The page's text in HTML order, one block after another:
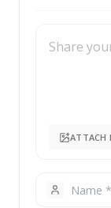
ATTACH